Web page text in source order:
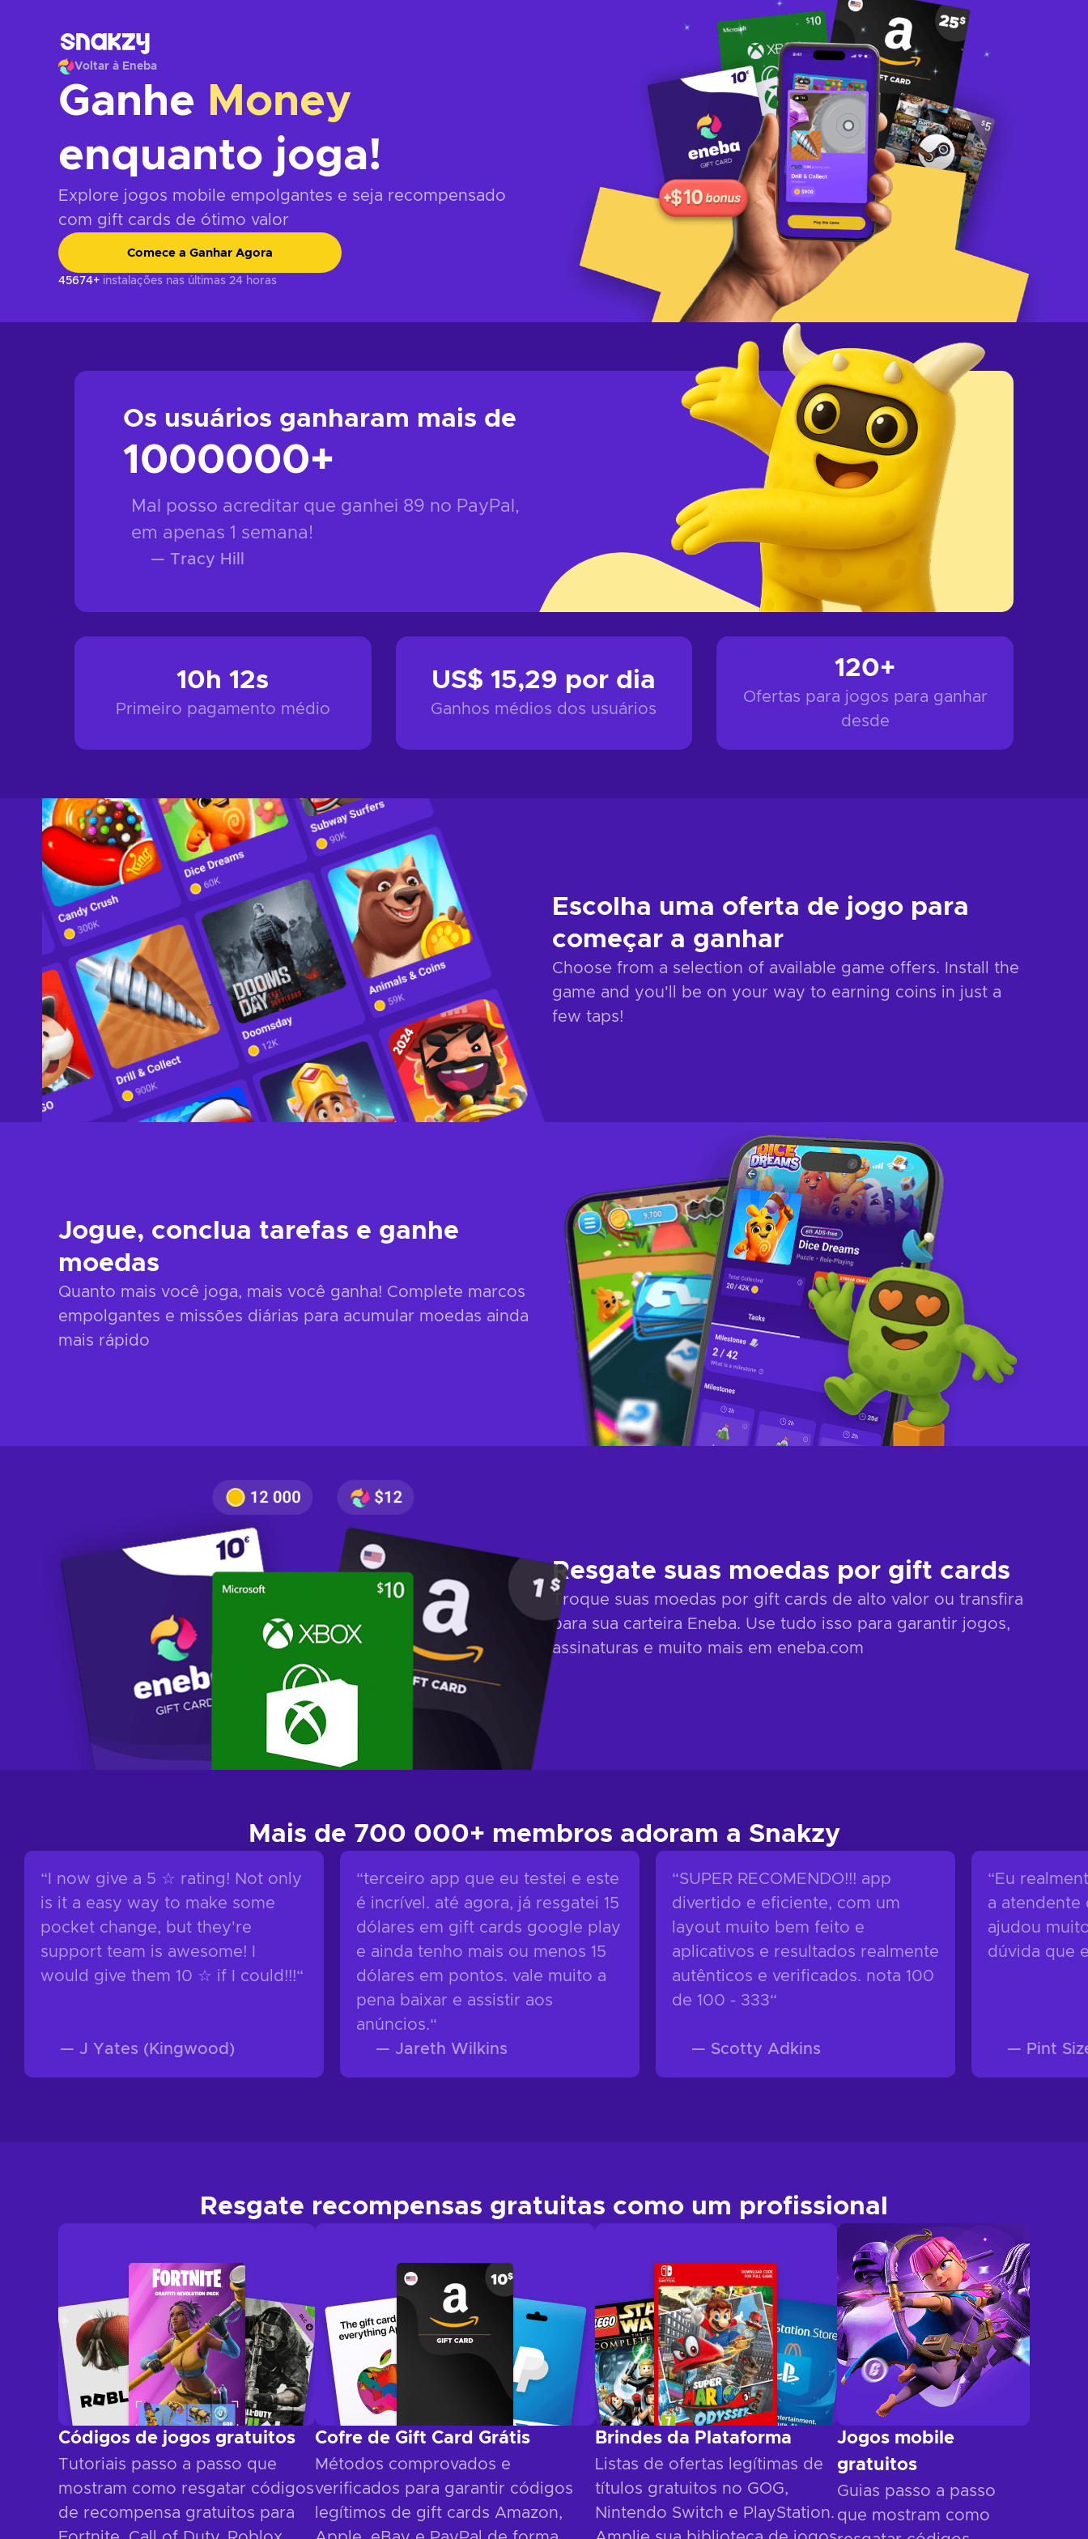
Voltar à Eneba
Ganhe Money
enquanto joga!
Explore jogos mobile empolgantes e seja recompensado
com gift cards de ótimo valor
Comece a Ganhar Agora
45674+ instalações nas últimas 24 horas
Os usuários ganharam mais de
1000000+
Mal posso acreditar que ganhei 89 no PayPal,
em apenas 1 semana!
— Tracy Hill
10h 12s
Primeiro pagamento médio
US$ 15,29 por dia
Ganhos médios dos usuários
120+
Ofertas para jogos para ganhar
desde
Escolha uma oferta de jogo para
começar a ganhar
Choose from a selection of available game offers. Install the
game and you'll be on your way to earning coins in just a
few taps!
Jogue, conclua tarefas e ganhe
moedas
Quanto mais você joga, mais você ganha! Complete marcos
empolgantes e missões diárias para acumular moedas ainda
mais rápido
Resgate suas moedas por gift cards
Troque suas moedas por gift cards de alto valor ou transfira
para sua carteira Eneba. Use tudo isso para garantir jogos,
assinaturas e muito mais em eneba.com
Mais de 700 000+ membros adoram a Snakzy
“ I now give a 5 ☆ rating! Not only
is it a easy way to make some
pocket change, but they're
support team is awesome! I
would give them 10 ☆ if I could!!!“
— J Yates (Kingwood)
“terceiro app que eu testei e este
é incrível. até agora, já resgatei 15
dólares em gift cards google play
e ainda tenho mais ou menos 15
dólares em pontos. vale muito a
pena baixar e assistir aos
anúncios.“
— Jareth Wilkins
“SUPER RECOMENDO!!! app
divertido e eficiente, com um
layout muito bem feito e
aplicativos e resultados realmente
autênticos e verificados. nota 100
de 100 - 333“
— Scotty Adkins
“ Eu
a atendente
ajudou
dúvida que
— Pint
Resgate recompensas gratuitas como um profissional
Códigos de jogos gratuitos
Tutoriais passo a passo que
mostram como resgatar códigos
de recompensa gratuitos para
Cofre de Gift Card Grátis
Métodos comprovados e
verificados para garantir códigos
legítimos de gift cards Amazon,
Brindes da Plataforma
Listas de ofertas legítimas de
títulos gratuitos no GOG,
Nintendo Switch e PlayStation.
Jogos mobile
gratuitos
Guias passo a passo
que mostram como